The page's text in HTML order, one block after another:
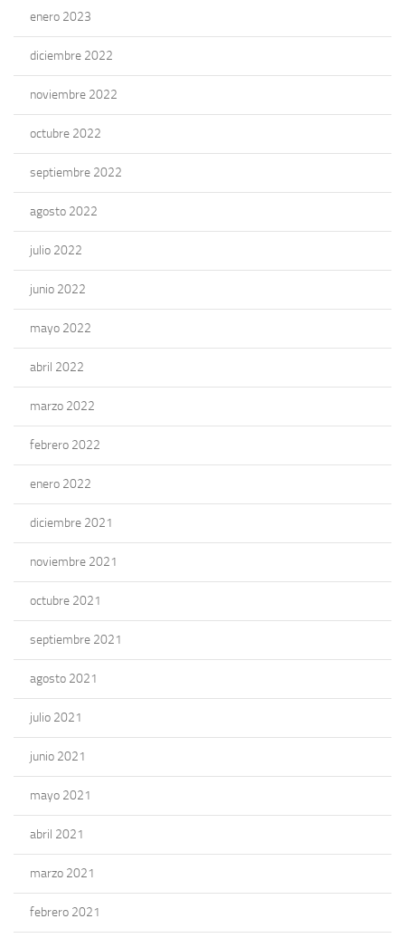
enero 2023
diciembre 2022
noviembre 2022
octubre 2022
septiembre 2022
agosto 2022
julio 2022
junio 2022
mayo 2022
abril 2022
marzo 2022
febrero 2022
enero 2022
diciembre 2021
noviembre 2021
octubre 2021
septiembre 2021
agosto 2021
julio 2021
junio 2021
mayo 2021
abril 2021
marzo 2021
febrero 2021